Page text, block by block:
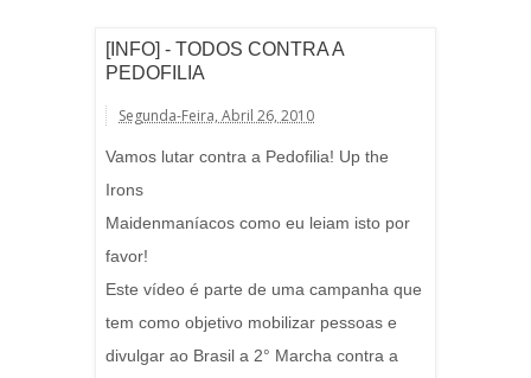
[INFO] - TODOS CONTRA A
PEDOFILIA
Segunda-Feira, Abril 26, 2010
Vamos lutar contra a Pedofilia! Up the
Irons
Maidenmaníacos como eu leiam isto por
favor!
Este vídeo é parte de uma campanha que
tem como objetivo mobilizar pessoas e
divulgar ao Brasil a 2° Marcha contra a